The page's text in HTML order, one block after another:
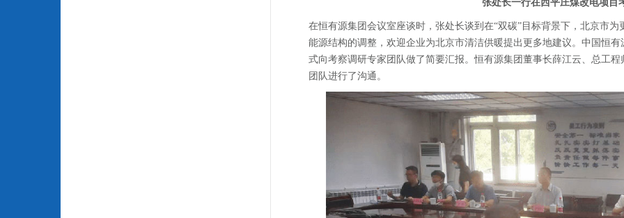
张处长一行在西平庄煤改电项目
在恒有源集团会议室座谈时，张处长谈到在“双碳”目标背景下，北京市
能源结构的调整，欢迎企业为北京市清洁供暖提出更多地建议。中国恒
式向考察调研专家团队做了简要汇报。恒有源集团董事长薛江云、总工
团队进行了沟通。